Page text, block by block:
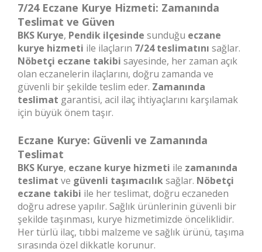
7/24 Eczane Kurye Hizmeti: Zamanında
Teslimat ve Güven
BKS Kurye, Pendik ilçesinde sunduğu eczane
kurye hizmeti ile ilaçların 7/24 teslimatını sağlar.
Nöbetçi eczane takibi sayesinde, her zaman açık
olan eczanelerin ilaçlarını, doğru zamanda ve
güvenli bir şekilde teslim eder. Zamanında
teslimat garantisi, acil ilaç ihtiyaçlarını karşılamak
için büyük önem taşır.
Eczane Kurye: Güvenli ve Zamanında
Teslimat
BKS Kurye, eczane kurye hizmeti ile zamanında
teslimat ve güvenli taşımacılıksağlar. Nöbetçi
eczane takibi ile her teslimat, doğru eczaneden
doğru adrese yapılır. Sağlık ürünlerinin güvenli bir
şekilde taşınması, kurye hizmetimizde önceliklidir.
Her türlü ilaç, tıbbi malzeme ve sağlık ürünü, taşıma
sırasında özel dikkatle korunur.